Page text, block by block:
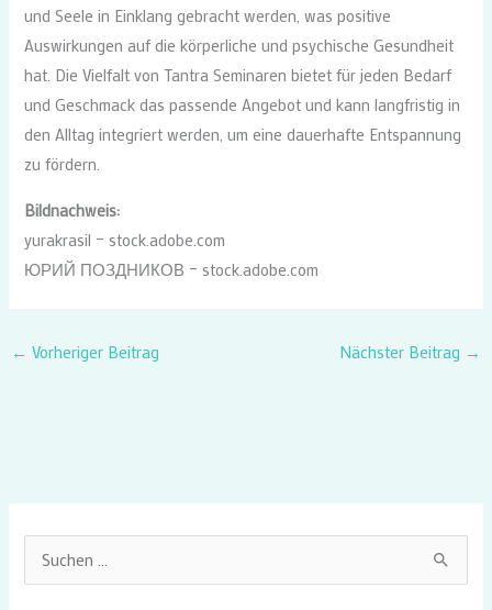
und Seele in Einklang gebracht werden, was positive
Auswirkungen auf die körperliche und psychische Gesundheit
hat. Die Vielfalt von Tantra Seminaren bietet für jeden Bedarf
und Geschmack das passende Angebot und kann langfristig in
den Alltag integriert werden, um eine dauerhafte Entspannung
zu fördern.
Bildnachweis:
yurakrasil – stock.adobe.com
ЮРИЙ ПОЗДНИКОВ – stock.adobe.com
← Vorheriger Beitrag Nächster Beitrag →